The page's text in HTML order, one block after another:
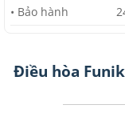
• Bảo hành
Điều hòa